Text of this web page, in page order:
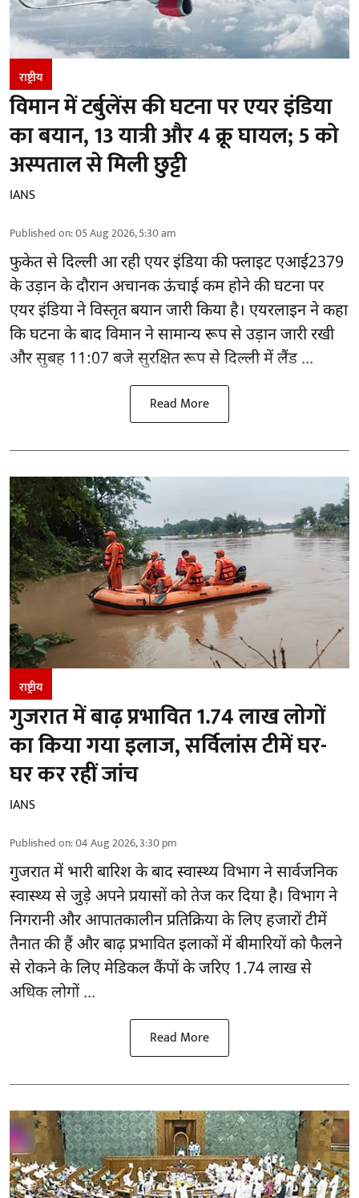
राष्ट्रीय
विमान में टर्बुलेंस की घटना पर एयर इंडिया
का बयान, 13 यात्री और 4 क्रू घायल; 5 को
अस्पताल से मिली छुट्टी
IANS
Published on:05 Aug 2026, 5:30 am
फुकेत सेदिल्लीआ रही एयर इंडिया की फ्लाइट एआई2379
के उड़ान के दौरान अचानक ऊंचाई कम होने की घटना पर
एयर इंडिया ने विस्तृत बयान जारी किया है। एयरलाइन ने कहा
कि घटना के बाद विमान ने सामान्य रूप से उड़ान जारी रखी
और सुबह 11:07 बजे सुरक्षित रूप से दिल्ली में लैंड ...
Read More
राष्ट्रीय
गुजरात में बाढ़ प्रभावित 1.74 लाख लोगों
का किया गया इलाज, सर्विलांस टीमें घर-
घर कर रहीं जांच
IANS
Published on:04 Aug 2026, 3:30 pm
गुजरातमें भारी बारिश के बाद स्वास्थ्य विभाग ने सार्वजनिक
स्वास्थ्य से जुड़े अपने प्रयासों को तेज कर दिया है। विभाग ने
निगरानी और आपातकालीन प्रतिक्रिया के लिए हजारों टीमें
तैनात की हैं और बाढ़ प्रभावित इलाकों में बीमारियों को फैलने
से रोकने के लिए मेडिकल कैंपों के जरिए 1.74 लाख से
अधिक लोगों ...
Read More